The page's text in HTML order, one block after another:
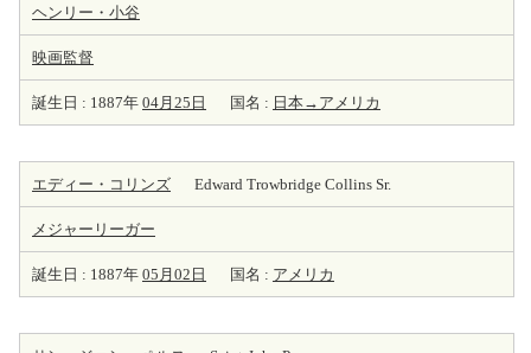
ヘンリー・小谷
映画監督
誕生日 : 1887年 04月25日 国名 : 日本→アメリカ
エディー・コリンズ Edward Trowbridge Collins Sr.
メジャーリーガー
誕生日 : 1887年 05月02日 国名 : アメリカ